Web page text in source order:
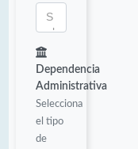
Dependencia
Administrativa
Selecciona
el tipo
de